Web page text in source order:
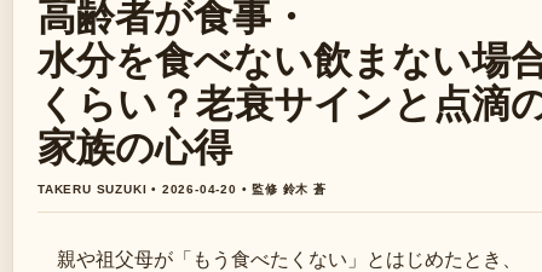
高齢者が食事・
水分を食べない飲まない場
くらい？老衰サインと点滴
家族の心得
TAKERU SUZUKI • 2026-04-20 • 監修 鈴木 蒼
親や祖父母が「もう食べたくない」とはじめたとき、